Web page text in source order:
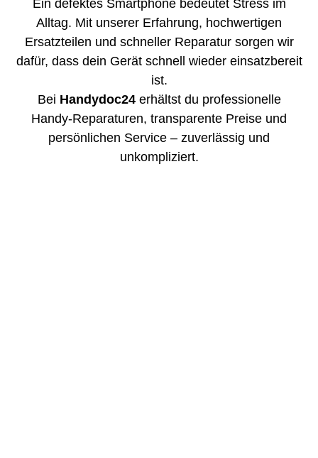
Ein defektes Smartphone bedeutet Stress im
Alltag. Mit unserer Erfahrung, hochwertigen
Ersatzteilen und schneller Reparatur sorgen wir
dafür, dass dein Gerät schnell wieder einsatzbereit
ist.
Bei Handydoc24erhältst du professionelle
Handy-Reparaturen, transparente Preise und
persönlichen Service – zuverlässig und
unkompliziert.